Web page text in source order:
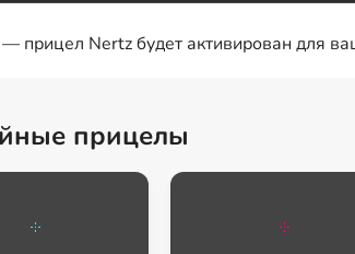
— прицел Nertz будет активирован для
прицелы